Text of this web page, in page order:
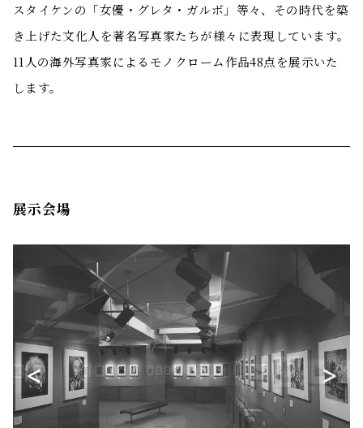
スタイケンの「女優・グレタ・ガルボ」等々、その時代を築
き上げた文化人を著名写真家たちが様々に表現しています。
11人の海外写真家によるモノクローム作品48点を展示いた
します。
展示会場
< >